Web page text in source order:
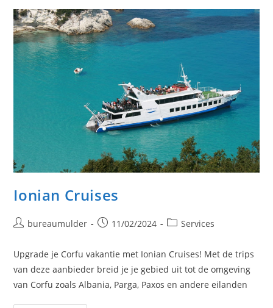
Ionian Cruises
Berichtbureaumulder
Bericht11/02/2024 Berichtcategorie:
Services
Upgrade je Corfu vakantie met Ionian Cruises! Met de trips
van deze aanbieder breid je je gebied uit tot de omgeving
van Corfu zoals Albania, Parga, Paxos en andere eilanden